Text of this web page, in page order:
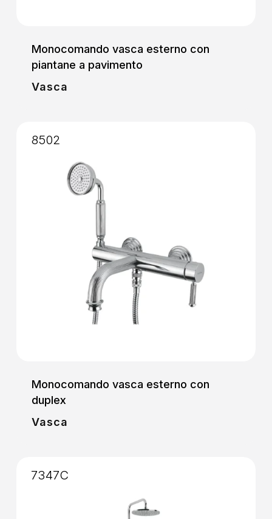
Monocomando vasca esterno con
piantane a pavimento
Vasca
Monocomando vasca esterno con
duplex
Vasca
8502
7347C